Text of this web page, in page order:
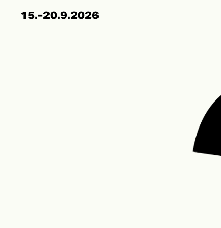
content
15.-20.9.2026